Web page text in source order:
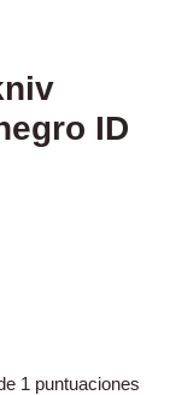
ID
1 puntuaciones